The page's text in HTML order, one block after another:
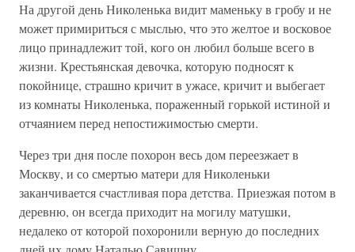
На другой день Николенька видит маменьку в гробу и не
может примириться с мыслью, что это желтое и восковое
лицо принадлежит той, кого он любил больше всего в
жизни. Крестьянская девочка, которую подносят к
покойнице, страшно кричит в ужасе, кричит и выбегает
из комнаты Николенька, пораженный горькой истиной и
отчаянием перед непостижимостью смерти.
Через три дня после похорон весь дом переезжает в
Москву, и со смертью матери для Николеньки
заканчивается счастливая пора детства. Приезжая потом в
деревню, он всегда приходит на могилу матушки,
недалеко от которой похоронили верную до последних